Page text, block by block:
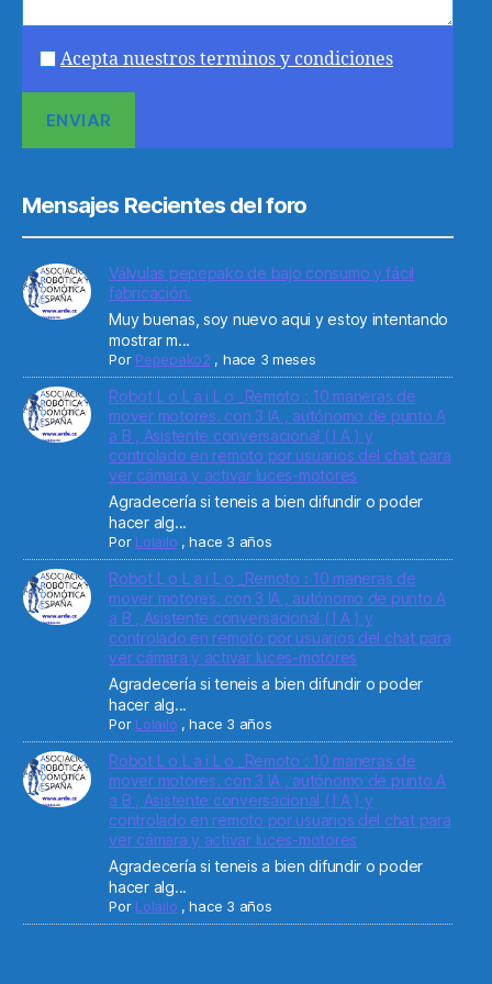
Acepta nuestros terminos y condiciones
Mensajes Recientes del foro
Válvulas pepepako de bajo consumo y fácil
fabricación.
Muy buenas, soy nuevo aqui y estoy intentando
mostrar m...
Por Pepepako2 , hace 3 meses
Robot L o L a i L o _Remoto : 10 maneras de
mover motores. con 3 IA , autónomo de punto A
a B , Asistente conversacional ( I A ) y
controlado en remoto por usuarios del chat para
ver cámara y activar luces-motores
Agradecería si teneis a bien difundir o poder
hacer alg...
Por Lolailo ,hace 3 años
Robot L o L a i L o _Remoto : 10 maneras de
mover motores. con 3 IA , autónomo de punto A
a B , Asistente conversacional ( I A ) y
controlado en remoto por usuarios del chat para
ver cámara y activar luces-motores
Agradecería si teneis a bien difundir o poder
hacer alg...
Por Lolailo ,hace 3 años
Robot L o L a i L o _Remoto : 10 maneras de
mover motores. con 3 IA , autónomo de punto A
a B , Asistente conversacional ( I A ) y
controlado en remoto por usuarios del chat para
ver cámara y activar luces-motores
Agradecería si teneis a bien difundir o poder
hacer alg...
Por Lolailo ,hace 3 años